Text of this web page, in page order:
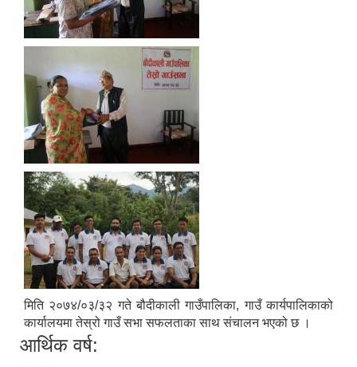
मिति २०७४/०३/३२ गते बौदीकाली गाउँपालिका, गाउँ कार्यपालिकाको
कार्यालयमा तेस्रो गाउँ सभा सफलताका साथ संचालन भएको छ ।
आर्थिक वर्ष: